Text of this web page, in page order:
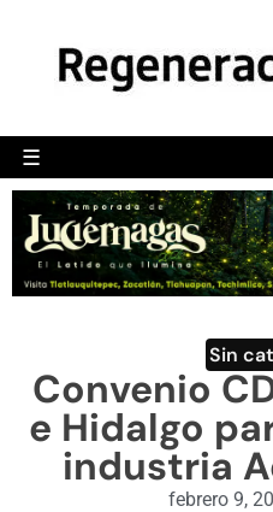
☰
ENGLISH
Sin
Convenio
e Hidalgo
industria
febrero 9,